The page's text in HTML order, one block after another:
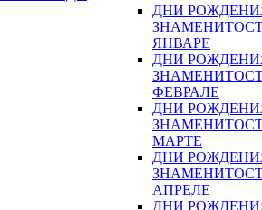
ДНИ
ЯНВАРЕ
ДНИ
ФЕВРАЛЕ
ДНИ
МАРТЕ
ДНИ
АПРЕЛЕ
ДНИ